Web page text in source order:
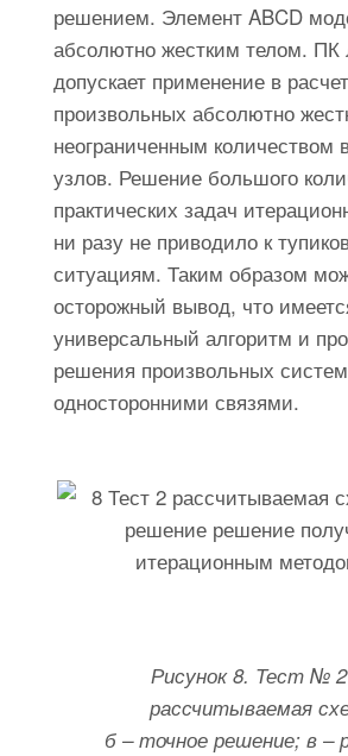
решением. Элемент ABCD
абсолютно жестким телом.
допускает применение в
произвольных абсолютно
неограниченным количеством
узлов. Решение большого
практических задач
ни разу не приводило к
ситуациям. Таким образом
осторожный вывод, что
универсальный алгоритм и
решения произвольных
односторонними связями.
Рисунок 8. Тест №
рассчитываемая
б – точное решение; в –